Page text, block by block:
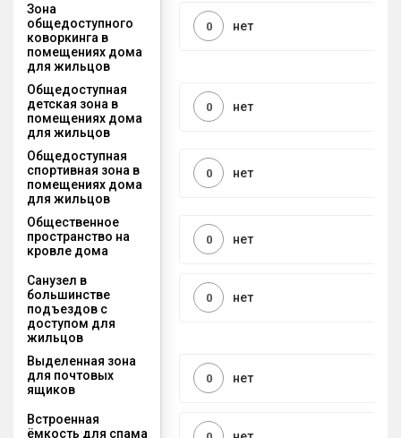
Зона
общедоступного
коворкинга в
помещениях дома
для жильцов
нет
0
Общедоступная
детская зона в
помещениях дома
для жильцов
нет
0
Общедоступная
спортивная зона в
помещениях дома
для жильцов
нет
0
Общественное
пространство на
кровле дома
нет
0
Санузел в
большинстве
подъездов с
доступом для
жильцов
нет
0
Выделенная зона
для почтовых
ящиков
нет
0
Встроенная
ёмкость для спама